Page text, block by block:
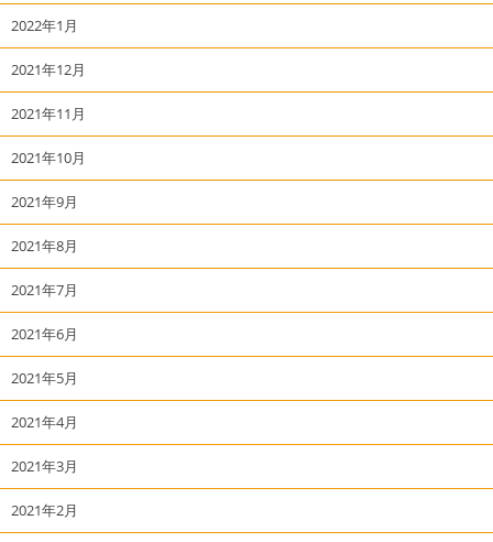
2022年1月
2021年12月
2021年11月
2021年10月
2021年9月
2021年8月
2021年7月
2021年6月
2021年5月
2021年4月
2021年3月
2021年2月